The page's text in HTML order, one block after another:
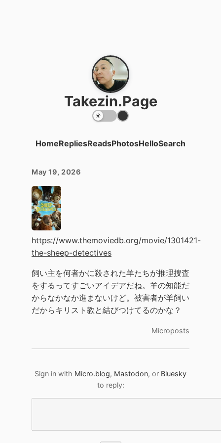
Takezin.Page
HomeRepliesReadsPhotosHelloSearch
May 19, 2026
https://www.themoviedb.org/movie/1301421-
the-sheep-detectives
飼い主を何者かに殺された羊たちが推理捜査
をするってすごいアイデアだね。羊の知能だ
からなかなか進まないけど。被害者が羊飼い
だからキリスト教と結びつけてるのかな？
Microposts
Sign in with Micro.blog, Mastodon, or Bluesky
to reply: